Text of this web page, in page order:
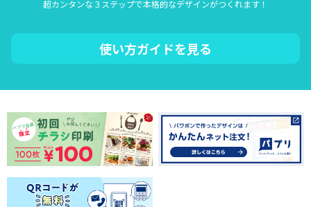
超カンタンな３ステップで本格的なデザインがつくれます！
使い方ガイドを見る